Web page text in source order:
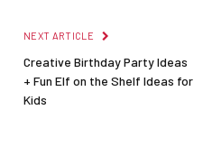
NEXT ARTICLE
Creative Birthday Party Ideas
+ Fun Elf on the Shelf Ideas for
Kids